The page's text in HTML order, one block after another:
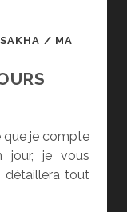
/ MA
que je compte
jour, je vous
détaillera tout